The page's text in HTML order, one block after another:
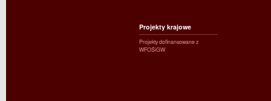
Projekty krajowe
Projekty dofinansowane z
WFOŚiGW